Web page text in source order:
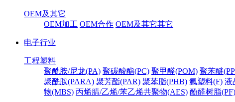
OEM及其它
OEM加工 OEM合作 OEM及其它其它
电子行业
工程塑料
聚酰胺/尼龙(PA) 聚碳酸酯(PC) 聚甲醛(POM) 聚苯醚
聚酰胺(PARA) 聚芳酯(PAR) 聚苯脂(PHB) 氟塑料(F) 液
物(MBS) 丙烯腈/乙烯/苯乙烯共聚物(AES) 酚醛树脂(PF)